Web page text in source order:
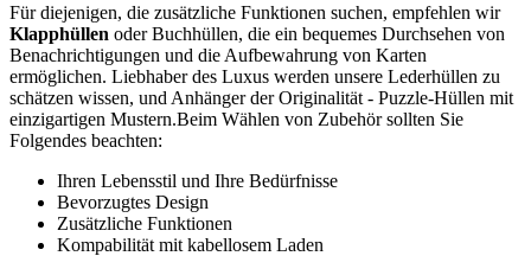
Für diejenigen, die zusätzliche Funktionen suchen, empfehlen wir
Klapphüllen oder Buchhüllen, die ein bequemes Durchsehen von
Benachrichtigungen und die Aufbewahrung von Karten
ermöglichen. Liebhaber des Luxus werden unsere Lederhüllen zu
schätzen wissen, und Anhänger der Originalität - Puzzle-Hüllen mit
einzigartigen Mustern.Beim Wählen von Zubehör sollten Sie
Folgendes beachten:
Ihren Lebensstil und Ihre Bedürfnisse
Bevorzugtes Design
Zusätzliche Funktionen
Kompabilität mit kabellosem Laden